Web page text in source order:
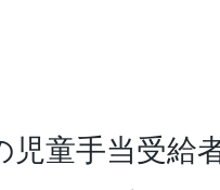
童手当受給